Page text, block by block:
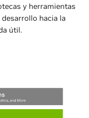
y herramientas
hacia la
útil.